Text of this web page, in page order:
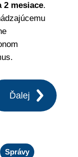
2 mesiace.
Ďalej
Správy